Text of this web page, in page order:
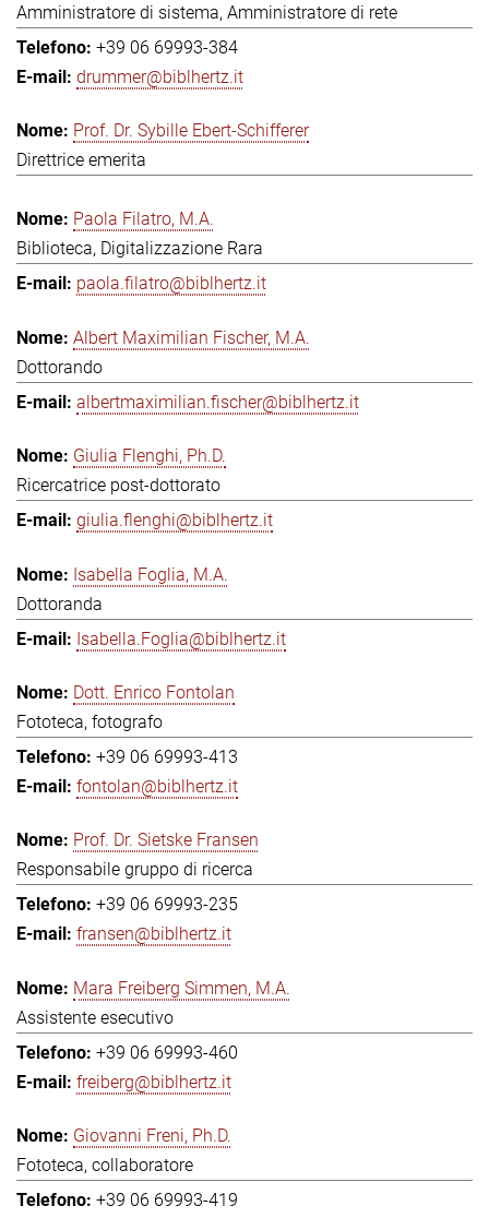
Amministratore di sistema, Amministratore di rete
+39 06 69993-384
drummer@biblhertz.it
Prof. Dr. Sybille Ebert-Schifferer
Direttrice emerita
Paola Filatro, M.A.
Biblioteca, Digitalizzazione Rara
paola.filatro@biblhertz.it
Albert Maximilian Fischer, M.A.
Dottorando
albertmaximilian.fischer@biblhertz.it
Giulia Flenghi, Ph.D.
Ricercatrice post-dottorato
giulia.flenghi@biblhertz.it
Isabella Foglia, M.A.
Dottoranda
Isabella.Foglia@biblhertz.it
Dott. Enrico Fontolan
Fototeca, fotografo
+39 06 69993-413
fontolan@biblhertz.it
Prof. Dr. Sietske Fransen
Responsabile gruppo di ricerca
+39 06 69993-235
fransen@biblhertz.it
Mara Freiberg Simmen, M.A.
Assistente esecutivo
+39 06 69993-460
freiberg@biblhertz.it
Giovanni Freni, Ph.D.
Fototeca, collaboratore
+39 06 69993-419